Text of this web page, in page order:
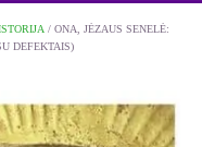
/ ONA, JĖZAUS SENELĖ:
DEFEKTAIS)